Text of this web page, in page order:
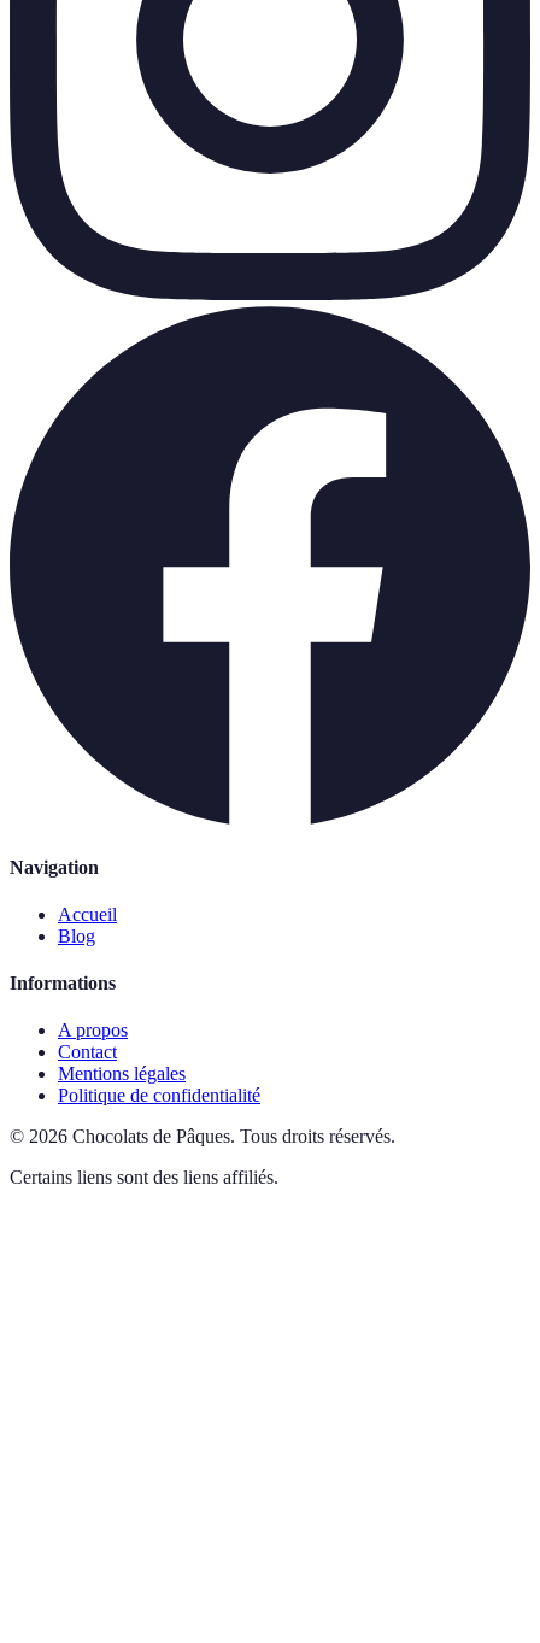
Navigation
Accueil
Blog
Informations
A propos
Contact
Mentions légales
Politique de confidentialité
© 2026 Chocolats de Pâques. Tous droits réservés.
Certains liens sont des liens affiliés.